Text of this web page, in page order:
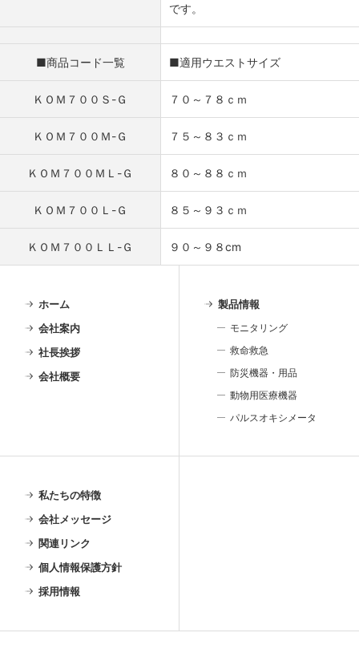
です。
■商品コード一覧 ■適用ウエストサイズ
ＫＯＭ７００Ｓ-Ｇ ７０～７８ｃｍ
ＫＯＭ７００Ｍ-Ｇ ７５～８３ｃｍ
ＫＯＭ７００ＭＬ-Ｇ ８０～８８ｃｍ
ＫＯＭ７００Ｌ-Ｇ ８５～９３ｃｍ
ＫＯＭ７００ＬＬ-Ｇ ９０～９８cm
ホーム
会社案内
社長挨拶
会社概要
製品情報
モニタリング
救命救急
防災機器・用品
動物用医療機器
パルスオキシメータ
私たちの特徴
会社メッセージ
関連リンク
個人情報保護方針
採用情報